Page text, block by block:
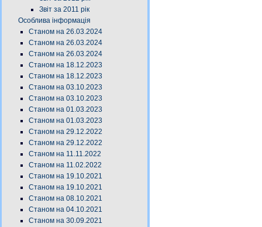
Звіт за 2011 рік
Особлива інформація
Станом на 26.03.2024
Станом на 26.03.2024
Станом на 26.03.2024
Станом на 18.12.2023
Станом на 18.12.2023
Станом на 03.10.2023
Станом на 03.10.2023
Станом на 01.03.2023
Станом на 01.03.2023
Станом на 29.12.2022
Станом на 29.12.2022
Станом на 11.11.2022
Станом на 11.02.2022
Станом на 19.10.2021
Станом на 19.10.2021
Станом на 08.10.2021
Станом на 04.10.2021
Станом на 30.09.2021